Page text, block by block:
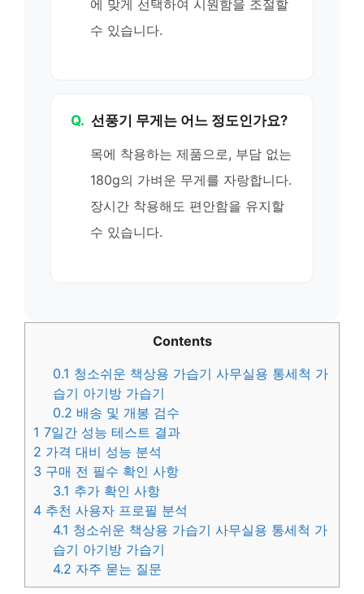
에 맞게 선택하여 시원함을 조절할
수 있습니다.
Q. 선풍기 무게는 어느 정도인가요?
목에 착용하는 제품으로, 부담 없는
180g의 가벼운 무게를 자랑합니다.
장시간 착용해도 편안함을 유지할
수 있습니다.
Contents
0.1 청소쉬운 책상용 가습기 사무실용 통세척 가
습기 아기방 가습기
0.2 배송 및 개봉 검수
1 7일간 성능 테스트 결과
2 가격 대비 성능 분석
3 구매 전 필수 확인 사항
3.1 추가 확인 사항
4 추천 사용자 프로필 분석
4.1 청소쉬운 책상용 가습기 사무실용 통세척 가
습기 아기방 가습기
4.2 자주 묻는 질문